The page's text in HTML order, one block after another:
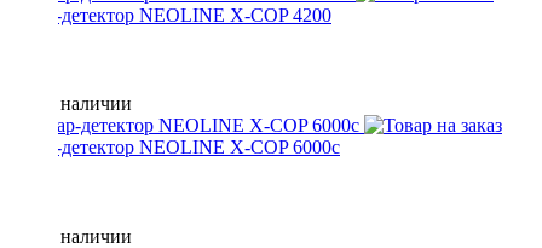
радар-детектор NEOLINE X-COP 4200
Нет в наличии
радар-детектор NEOLINE X-COP 6000c
Нет в наличии